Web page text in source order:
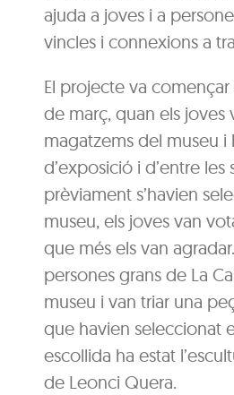
ajuda a joves i a
vincles i connexions a
El projecte va començar
de març, quan els joves
magatzems del museu i
d’exposició i d’entre
prèviament s’havien
museu, els joves van
que més els van
persones grans de La
museu i van triar una
que havien seleccionat
escollida ha estat
de Leonci Quera.